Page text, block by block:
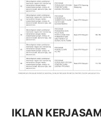
IKLAN